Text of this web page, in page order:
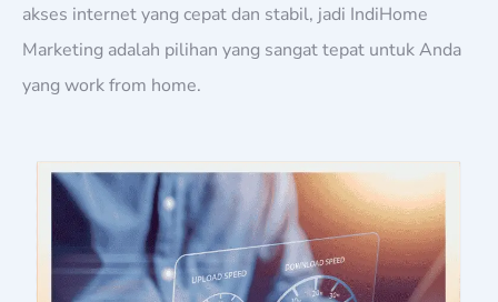
akses internet yang cepat dan stabil, jadi IndiHome
Marketing adalah pilihan yang sangat tepat untuk Anda
yang work from home.